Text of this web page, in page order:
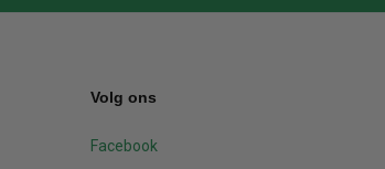
Volg ons
Facebook